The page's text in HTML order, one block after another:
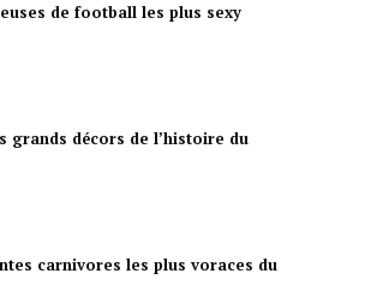
de football les plus sexy
grands décors de l’histoire du
carnivores les plus voraces du